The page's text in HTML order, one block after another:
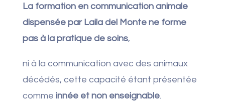
La formation en communication animale
dispensée par Laila del Monte ne forme
pas à la pratique de soins,
ni à la communication avec des animaux
décédés, cette capacité étant présentée
comme innée et non enseignable.